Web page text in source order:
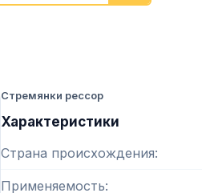
Стремянки рессор
Характеристики
Страна происхождения
Применяемость